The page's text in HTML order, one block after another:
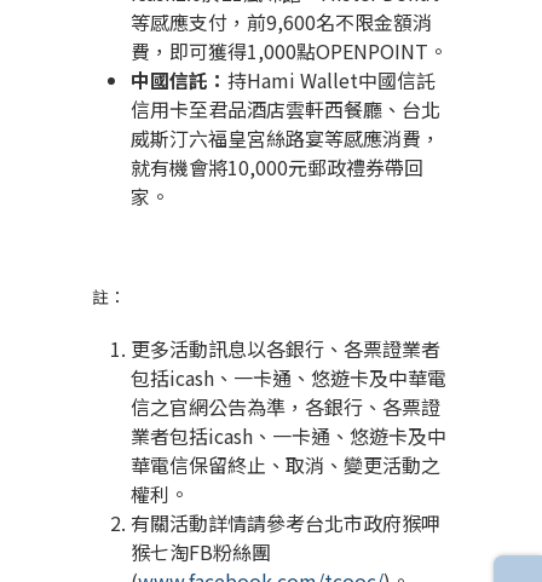
等感應支付，前9,600名不限金額消
費，即可獲得1,000點OPENPOINT 。
中國信託： 持Hami Wallet中國信託
信用卡至君品酒店雲軒西餐廳、台北
威斯汀六福皇宮絲路宴等感應消費，
就有機會將10,000元郵政禮券帶回
家。
註：
更多活動訊息以各銀行、各票證業者
包括icash 、一卡通、悠遊卡及中華電
信之官網公告為準，各銀行、各票證
業者包括icash 、一卡通、悠遊卡及中
華電信保留終止、取消、變更活動之
權利。
有關活動詳情請參考台北市政府猴呷
猴七淘FB粉絲團